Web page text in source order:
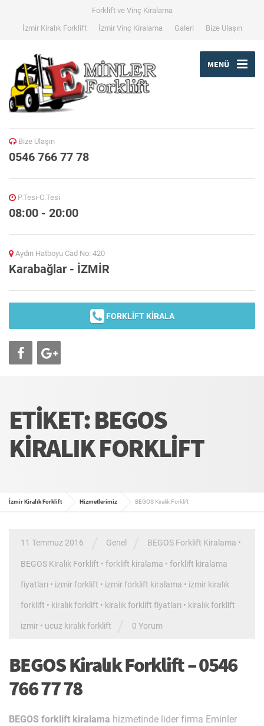
Forklift ve Vinç Kiralama
İzmir Kiralık Forklift
İzmir Vinç Kiralama Galeri Bize Ulaşın
MENÜ
Bize Ulaşın
0546 766 77 78
P.Tesi-C.Tesi
08:00 - 20:00
Aydın Hatboyu Cad No: 420
Karabağlar - İZMİR
FORKLİFT KİRALA
ETIKET: BEGOS
KIRALIK FORKLIFT
İzmir Kiralık Forklift Hizmetlerimiz BEGOS Kiralık Forklift
11 Temmuz 2016 Genel BEGOS Forklift Kiralama •
BEGOS Kiralık Forklift • forklift kiralama • forklift kiralama
fiyatları • izmir forklift • izmir forklift kiralama • izmir kiralık
forklift • kiralık forklift • kiralık forklift fiyatları • kiralık forklift
izmir • ucuz kiralık forklift 0 Yorum
BEGOS Kiralık Forklift – 0546
766 77 78
BEGOS forklift kiralama hizmetinde lider firma Eminler